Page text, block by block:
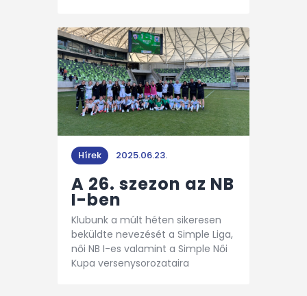
Hírek 2025.06.23.
A 26. szezon az NB
I-ben
Klubunk a múlt héten sikeresen
beküldte nevezését a Simple Liga,
női NB I-es valamint a Simple Női
Kupa versenysorozataira